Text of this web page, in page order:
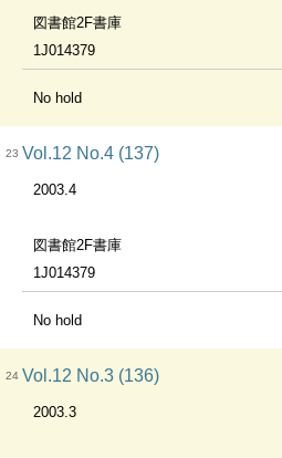
図書館2F書庫
1J014379
No hold
23 Vol.12 No.4 (137)
2003.4
図書館2F書庫
1J014379
No hold
24 Vol.12 No.3 (136)
2003.3